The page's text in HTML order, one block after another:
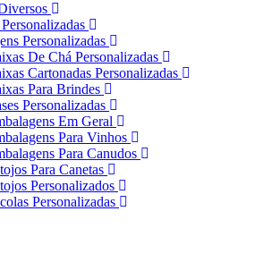
Personalizadas
De Chá Personalizadas
Cartonadas Personalizadas
Para Brindes
Personalizadas
Em Geral
Para Vinhos
Para Canudos
Para Canetas
Personalizados
Personalizadas